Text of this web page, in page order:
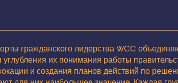
гражданского лидерства WCC
углубления их понимания работы
и создания планов действий по